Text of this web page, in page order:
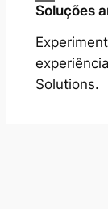
Soluções
Solutions.